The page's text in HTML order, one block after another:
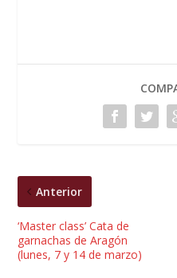
Anterior
‘Master class’ Cata de
garnachas de Aragón
(lunes, 7 y 14 de marzo)